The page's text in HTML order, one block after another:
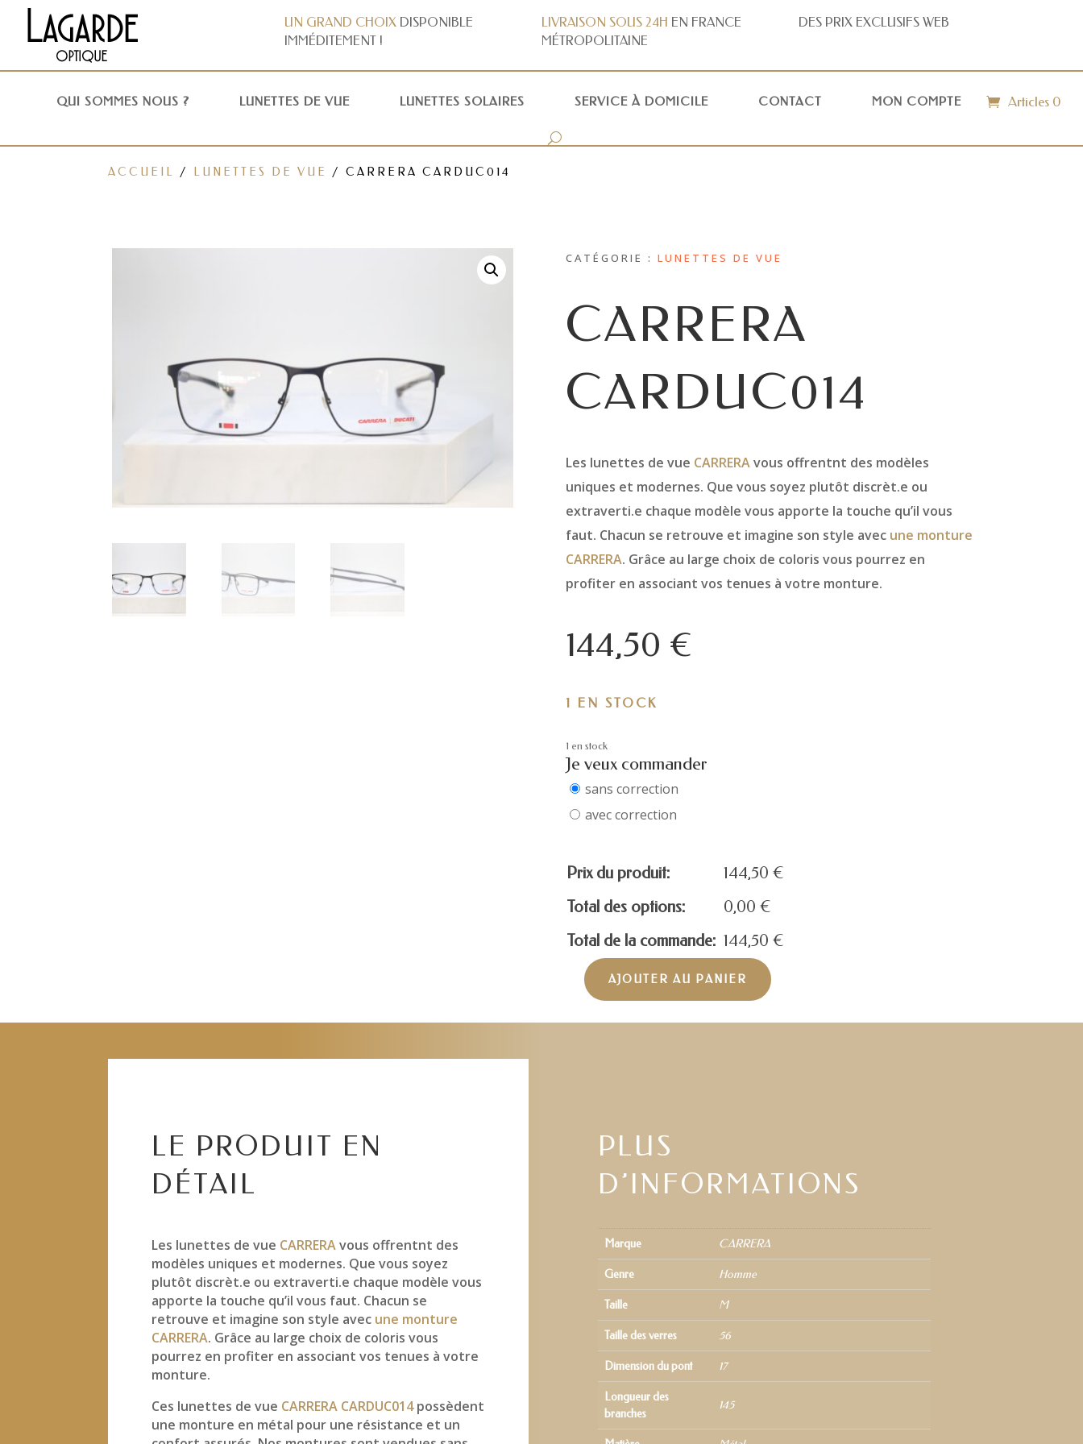
UN GRAND CHOIXDISPONIBLE
IMMÉDITEMENT !
LIVRAISON SOUS 24H EN FRANCE
MÉTROPOLITAINE
DES PRIX EXCLUSIFS WEB
QUI SOMMES NOUS ? LUNETTES DE VUE LUNETTES SOLAIRES SERVICE À DOMICILE CONTACT MON COMPTE Articles 0
ACCUEIL / LUNETTES DE VUE / CARRERA CARDUC014
CATÉGORIE : LUNETTES DE VUE
CARRERA
CARDUC014
Les lunettes de vue CARRERAvous offrentnt des modèles
uniques et modernes. Que vous soyez plutôt discrèt.e ou
extraverti.e chaque modèle vous apporte la touche qu’il vous
faut. Chacun se retrouve et imagine son style avec une monture
CARRERA. Grâce au large choix de coloris vous pourrez en
profiter en associant vos tenues à votre monture.
144,50 €
1 EN STOCK
1 en stock
Je veux commander
sans correction
avec correction
Prix du produit: 144,50 €
Total des options:
0,00 €
Total de la commande: 144,50 €
quantité
CARRERA
AJOUTER AU PANIER
LE PRODUIT EN
DÉTAIL
Les lunettes de vue CARRERAvous offrentnt des
modèles uniques et modernes. Que vous soyez
plutôt discrèt.e ou extraverti.e chaque modèle vous
apporte la touche qu’il vous faut. Chacun se
retrouve et imagine son style avec une monture
CARRERA. Grâce au large choix de coloris vous
pourrez en profiter en associant vos tenues à votre
monture.
Ces lunettes de vue CARRERA CARDUC014possèdent
une monture en métal pour une résistance et un
PLUS
D’INFORMATIONS
Marque CARRERA
Genre Homme
Taille M
Taille des verres 56
Dimension du pont 17
Longueur des
branches
145